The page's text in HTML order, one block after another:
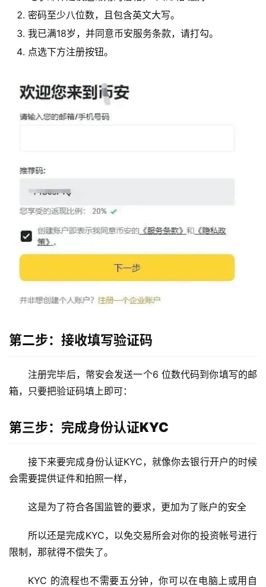
币
闻
情
分
圈
题
密码至少八位数，且包含英文大写。
我已满18岁，并同意币安服务条款，请打勾。
点选下方注册按钮。
第二步：接收填写验证码
注册完毕后，幤安会发送一个6 位数代码到你填写的邮
箱，只要把验证码填上即可：
第三步：完成身份认证KYC
接下来要完成身份认证KYC，就像你去银行开户的时候
会需要提供证件和拍照一样，
这是为了符合各国监管的要求，更加为了账户的安全
所以还是完成KYC，以免交易所会对你的投资帐号进行
限制，那就得不偿失了。
KYC 的流程也不需要五分钟，你可以在电脑上或用自